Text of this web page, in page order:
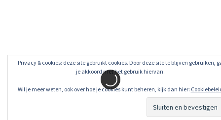
Privacy & cookies: deze site gebruikt cookies. Door deze site te blijven gebruiken,
je akkoord met het gebruik hiervan.
Wil je meer weten, ook over hoe je cookies kunt beheren, kijk dan hier: